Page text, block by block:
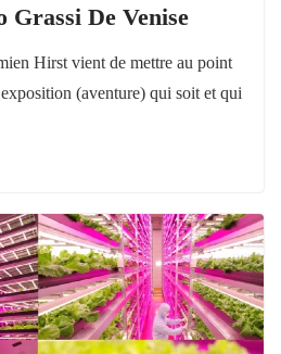
Grassi De Venise
Hirst vient de mettre au point
(aventure) qui soit et qui